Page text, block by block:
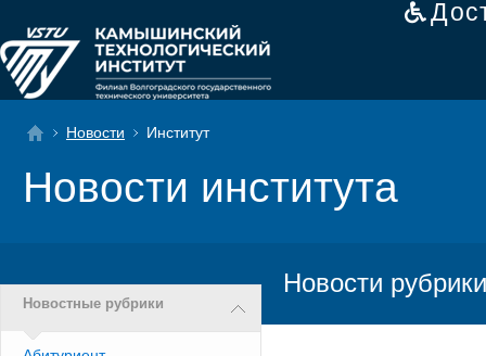
Новости Институт
Новости института
Новостные рубрики
Новости